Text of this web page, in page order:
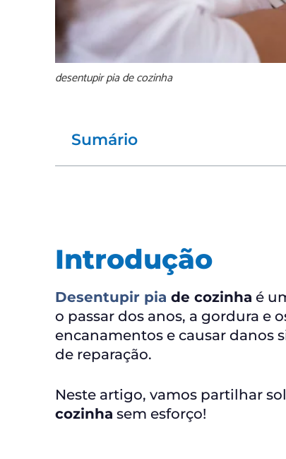
desentupir pia de cozinha
Sumário
Introdução
Desentupir pia de cozinha é
o passar dos anos, a gordura e
encanamentos e causar danos
de reparação.
Neste artigo, vamos partilhar
cozinha sem esforço!